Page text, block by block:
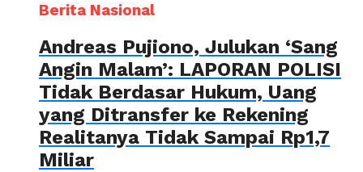
Berita Nasional
Andreas Pujiono, Julukan ‘Sang
Angin Malam’: LAPORAN POLISI
Tidak Berdasar Hukum, Uang
yang Ditransfer ke Rekening
Realitanya Tidak Sampai Rp1,7
Miliar